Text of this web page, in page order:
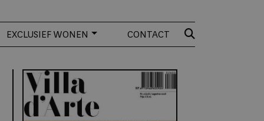
EXCLUSIEF WONEN CONTACT